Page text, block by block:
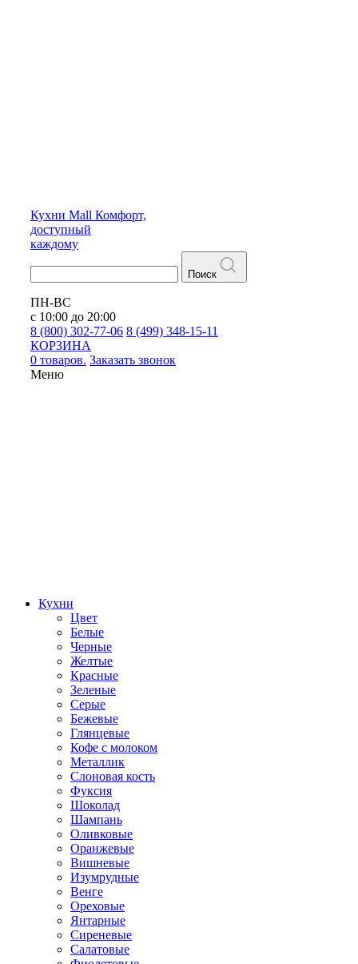
Кухни Mall Комфорт,
доступный
каждому
Поиск
ПН-ВС
с 10:00 до 20:00
8 (800) 302-77-06 8 (499) 348-15-11
КОРЗИНА
0 товаров. Заказать звонок
Меню
Кухни
Цвет
Белые
Черные
Желтые
Красные
Зеленые
Серые
Бежевые
Глянцевые
Кофе с молоком
Металлик
Слоновая кость
Фуксия
Шоколад
Шампань
Оливковые
Оранжевые
Вишневые
Изумрудные
Венге
Ореховые
Янтарные
Сиреневые
Салатовые